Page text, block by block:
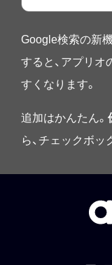
Google検索の新
すると、アプリ
すくなります。
追加はかんたん。
ら、チェックボッ